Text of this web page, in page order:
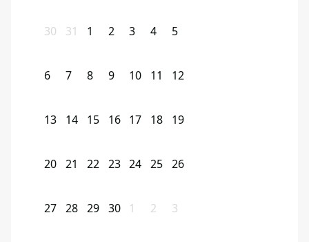
30 31 1 2 3 4 5
6 7 8 9 10 11 12
13 14 15 16 17 18 19
20 21 22 23 24 25 26
27 28 29 30 1 2 3